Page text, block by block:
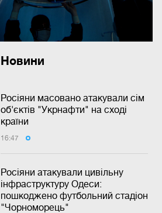
Новини
Росіяни масовано атакували сім
об'єктів "Укрнафти" на сході
країни
16:47
Росіяни атакували цивільну
інфраструктуру Одеси:
пошкоджено футбольний стадіон
"Чорноморець"